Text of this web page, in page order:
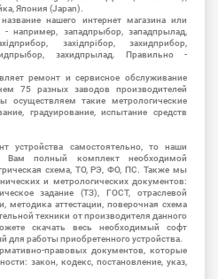
Япония (Japan).
нашего интернет магазина или
например, западпрыбор, западпрылад,
західпрібор, захидприбор,
захидпрылад. Правильно -
ремонт и сервисное обслуживание
75 разных заводов производителей
такие метрологические
градуирование, испытание средств
устройства самостоятельно, то наши
Вам полный комплект необходимой
схема, ТО, РЭ, ФО, ПС. Также мы
и метрологических документов:
задание (ТЗ), ГОСТ, отраслевой
методика аттестации, поверочная схема
техники от производителя данного
скачать весь необходимый софт
работы приобретенного устройства.
правовых документов, которые
закон, кодекс, постановление, указ,